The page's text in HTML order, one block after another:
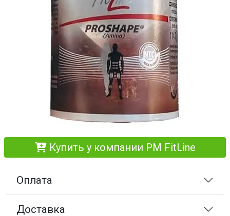
Купить у компании PM FitLine
Оплата
Доставка